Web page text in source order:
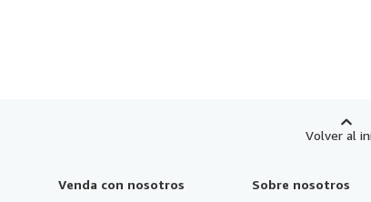
Volver al
Venda con nosotros Sobre nosotros